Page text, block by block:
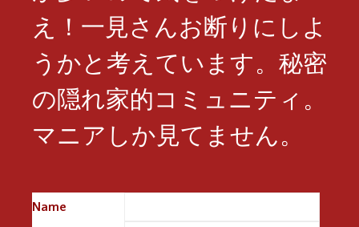
え！一見さんお断りにしよ
うかと考えています。秘密
の隠れ家的コミュニティ。
マニアしか見てません。
Name